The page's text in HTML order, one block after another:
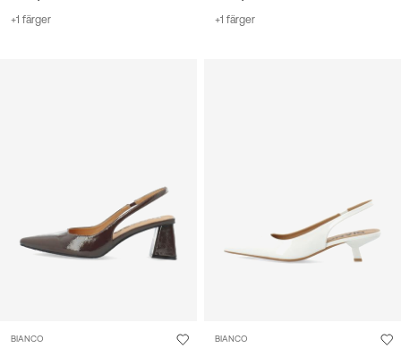
+1 färger +1 färger
BIANCO BIANCO